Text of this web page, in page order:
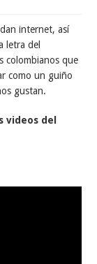
internet, así
letra del
colombianos que
como un guiño
gustan.
videos del